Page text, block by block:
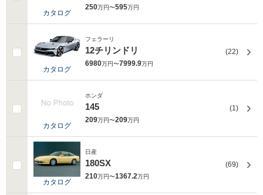
カタログ
250万円〜595万円
カタログ
フェラーリ
12チリンドリ
6980万円〜7999.9万円
(22)
カタログ
ホンダ
145
209万円〜209万円
(1)
カタログ
日産
180SX
210万円〜1367.2万円
(69)